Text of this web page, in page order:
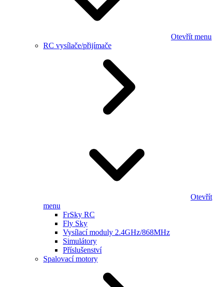
Otevřít menu
RC vysílače/přijímače
Otevřít
menu
FrSky RC
Fly Sky
Vysílací moduly 2.4GHz/868MHz
Simulátory
Příslušenství
Spalovací motory